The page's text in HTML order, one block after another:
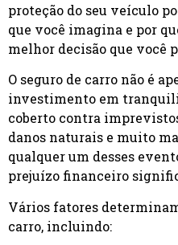
proteção do seu veículo
que você imagina e por
melhor decisão que você
O seguro de carro não é
investimento em
coberto contra
danos naturais e muito
qualquer um desses
prejuízo financeiro
Vários fatores
carro, incluindo: